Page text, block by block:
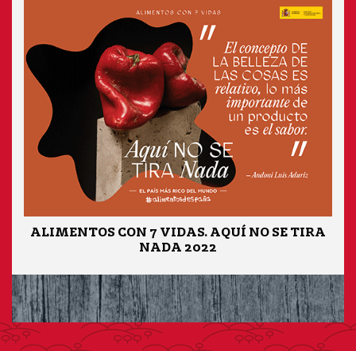
ALIMENTOS CON 7 VIDAS. AQUÍ NO SE TIRA
NADA 2022